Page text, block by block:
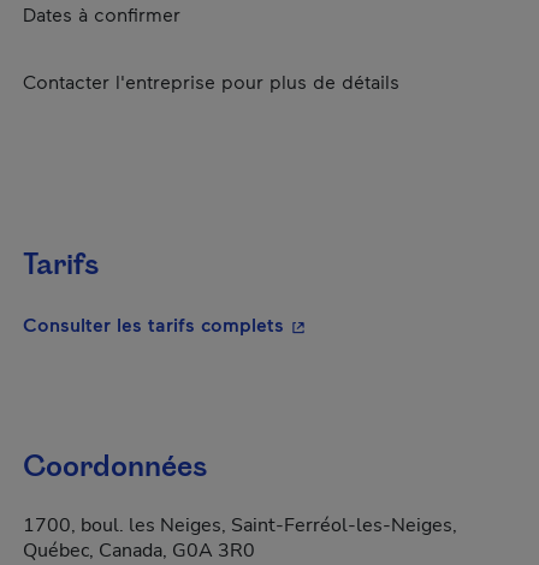
Dates à confirmer
Contacter l'entreprise pour plus de détails
Tarifs
Consulter les tarifs complets - Cet hyperlien s'ouvrira
Coordonnées
1700, boul. les Neiges, Saint-Ferréol-les-Neiges,
Québec, Canada, G0A 3R0